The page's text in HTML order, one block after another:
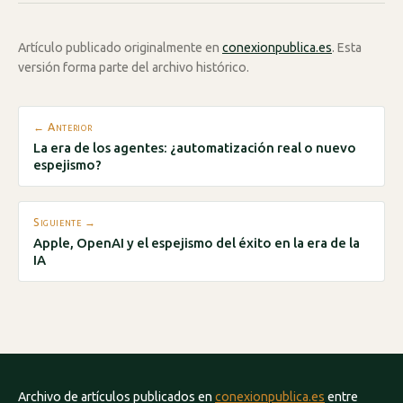
Artículo publicado originalmente en conexionpublica.es. Esta
versión forma parte del archivo histórico.
← Anterior
La era de los agentes: ¿automatización real o nuevo
espejismo?
Siguiente →
Apple, OpenAI y el espejismo del éxito en la era de la
IA
Archivo de artículos publicados en conexionpublica.es entre